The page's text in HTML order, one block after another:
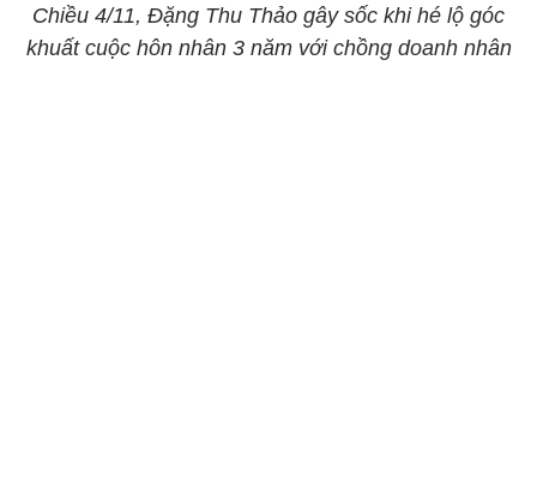
Chiều 4/11, Đặng Thu Thảo gây sốc khi hé lộ góc
khuất cuộc hôn nhân 3 năm với chồng doanh nhân